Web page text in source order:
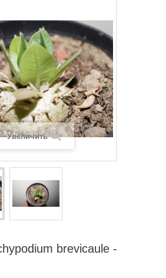
Увеличить
brevicaule -